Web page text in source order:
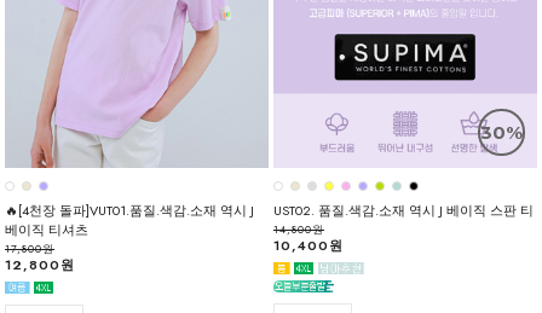
🔥[4천장 돌파]VUT01.품질.색감.소재 역시 J
베이직 티셔츠
17,800원
12,800원
30%
UST02. 품질.색감.소재 역시 J 베이직 스판 티
14,800원
10,400원